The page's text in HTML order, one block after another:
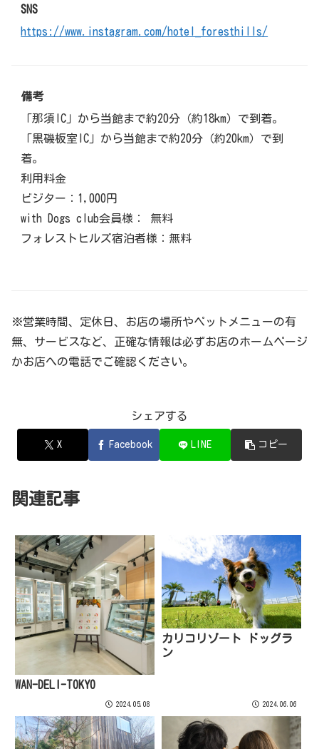
SNS
https://www.instagram.com/hotel_foresthills/
備考
「那須IC」から当館まで約20分（約18km）で到着。
「黒磯板室IC」から当館まで約20分（約20km）で到
着。
利用料金
ビジター：1,000円
with Dogs club会員様： 無料
フォレストヒルズ宿泊者様：無料
※営業時間、定休日、お店の場所やペットメニューの有
無、サービスなど、正確な情報は必ずお店のホームページ
かお店への電話でご確認ください。
シェアする
X Facebook LINE コピー
関連記事
WAN-DELI-TOKYO
2024.05.08
カリコリゾート ドッグラ
ン
2024.06.06